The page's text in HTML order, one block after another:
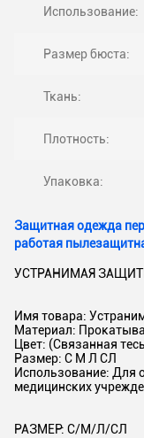
Использование:
Размер бюста:
Ткань:
Плотность:
Упаковка:
Защитная одежда
работая
УСТРАНИМАЯ
Имя товара:
Материал:
Цвет: (Связанная
Размер: С М Л СЛ
Использование: Для
медицинских
РАЗМЕР: С/М/Л/СЛ